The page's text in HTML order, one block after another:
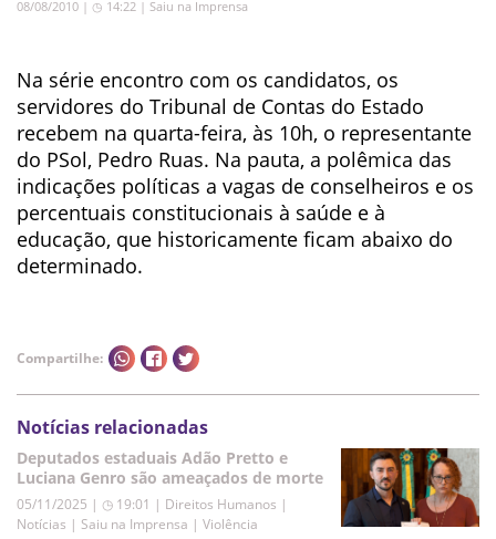
08/08/2010 | ◷ 14:22 | Saiu na Imprensa
Na série encontro com os candidatos, os
servidores do Tribunal de Contas do Estado
recebem na quarta-feira, às 10h, o representante
do PSol, Pedro Ruas. Na pauta, a polêmica das
indicações políticas a vagas de conselheiros e os
percentuais constitucionais à saúde e à
educação, que historicamente ficam abaixo do
determinado.
Compartilhe:
Notícias relacionadas
Deputados estaduais Adão Pretto e
Luciana Genro são ameaçados de morte
05/11/2025 | ◷ 19:01 | Direitos Humanos |
Notícias | Saiu na Imprensa | Violência